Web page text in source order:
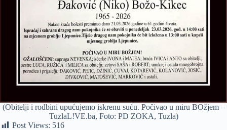
(Obitelji i rodbini upućujemo iskrenu suću. Počivao u miru BOžjem –
TuzlaL!VE.ba, Foto: PD ZOKA, Tuzla)
Post Views: 516